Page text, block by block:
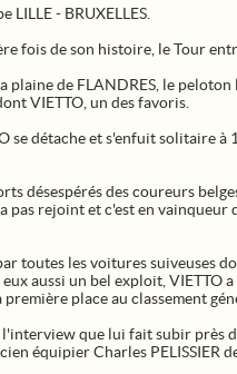
LILLE - BRUXELLES.
fois de son histoire, le Tour
plaine de FLANDRES, le peloton
VIETTO, un des favoris.
se détache et s'enfuit solitaire à
désespérés des coureurs
pas rejoint et c'est en
toutes les voitures suiveuses
aussi un bel exploit, VIETTO
place au classement
l'interview que lui fait subir près
équipier Charles PELISSIER